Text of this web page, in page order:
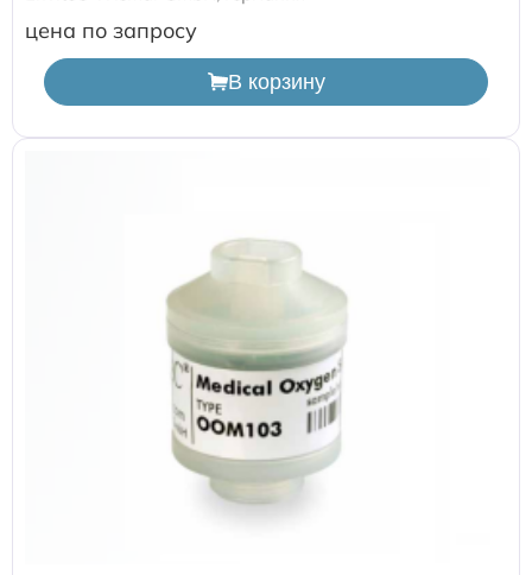
цена по запросу
В корзину